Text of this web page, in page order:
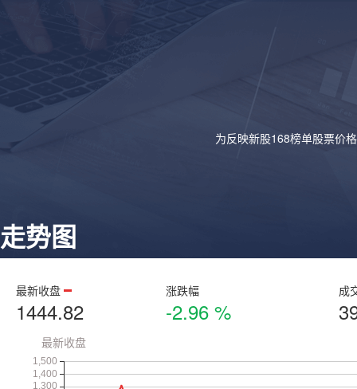
为反映新股168榜单股票价
走势图
最新收盘
1444.82
涨跌幅
-2.96 %
成